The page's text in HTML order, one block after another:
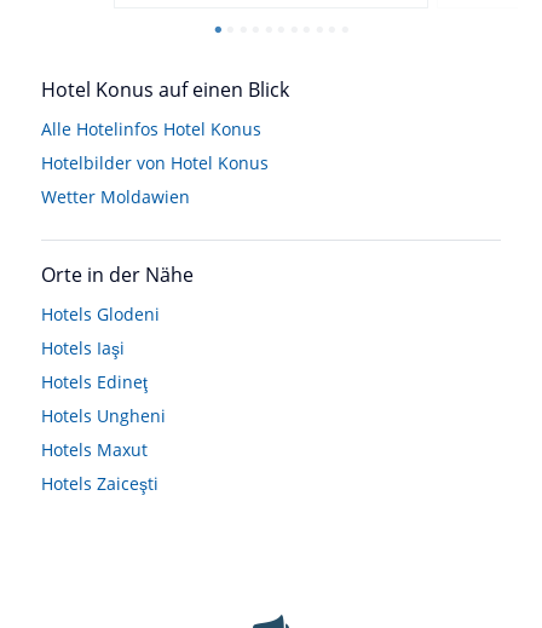
Hotel Konus auf einen Blick
Alle Hotelinfos Hotel Konus
Hotelbilder von Hotel Konus
Wetter Moldawien
Orte in der Nähe
Hotels Glodeni
Hotels Iaşi
Hotels Edineţ
Hotels Ungheni
Hotels Maxut
Hotels Zaiceşti